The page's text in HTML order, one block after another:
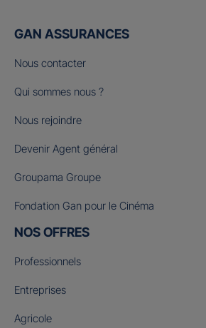
GAN ASSURANCES
Nous contacter
Qui sommes nous ?
Nous rejoindre
Devenir Agent général
Groupama Groupe
Fondation Gan pour le Cinéma
NOS OFFRES
Professionnels
Entreprises
Agricole